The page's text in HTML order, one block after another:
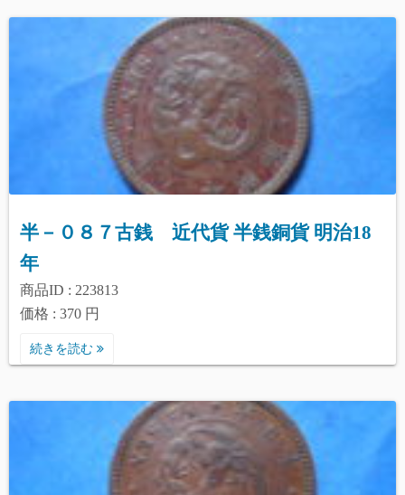
半－０８７古銭 近代貨 半銭銅貨 明治18
年
商品ID : 223813
価格 : 370 円
続きを読む